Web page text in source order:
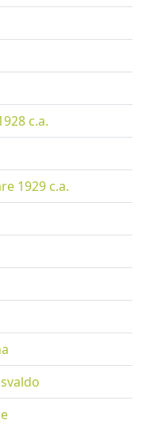
c.a.
1929 c.a.